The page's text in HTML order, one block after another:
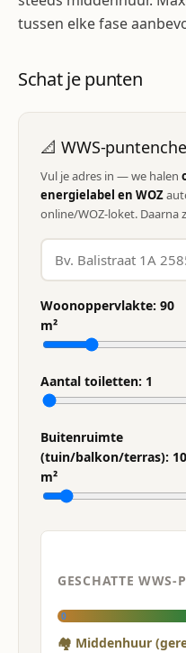
tussen elke fase
Schat je punten
📐 WWS-
Vul je adres in — we halen
energielabel en WOZ
online/WOZ-loket. Daarna
Woonoppervlakte: 90
m²
Aantal toiletten: 1
Buitenruimte
(tuin/balkon/terras): 10
m²
GESCHATTE WWS-
0
🏘 Middenhuur